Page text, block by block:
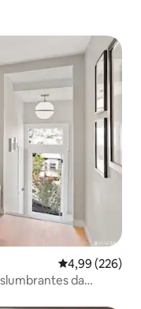
4,99 de uma
4,99 (226)
da